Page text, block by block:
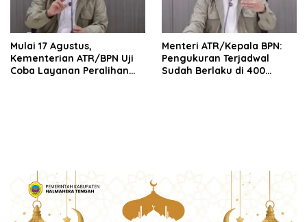
Mulai 17 Agustus,
Kementerian ATR/BPN Uji
Coba Layanan Peralihan
Menteri ATR/Kepala BPN:
Pengukuran Terjadwal
Sudah Berlaku di 400